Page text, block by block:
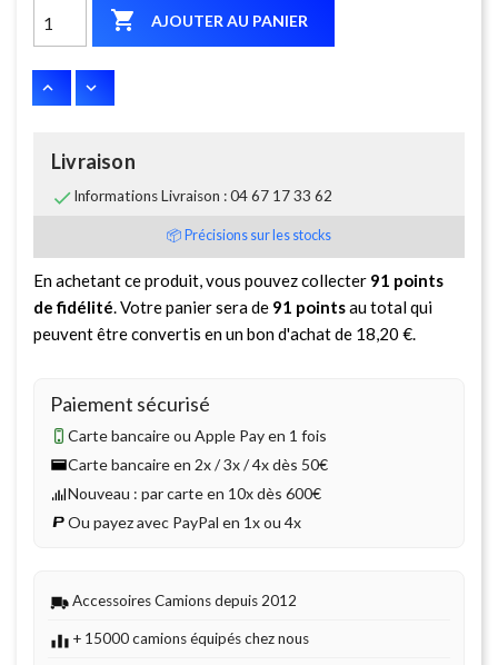
 AJOUTER AU PANIER
Livraison
Informations Livraison : 04 67 17 33 62
📦 Précisions sur les stocks
En achetant ce produit, vous pouvez collecter 91 points
de fidélité. Votre panier sera de 91 pointsau total qui
peuvent être convertis en un bon d'achat de 18,20 €.
Paiement sécurisé
Carte bancaire ou Apple Pay en 1 fois
Carte bancaire en 2x / 3x / 4x dès 50€
Nouveau : par carte en 10x dès 600€
Ou payez avec PayPal en 1x ou 4x
Accessoires Camions depuis 2012
+ 15000 camions équipés chez nous